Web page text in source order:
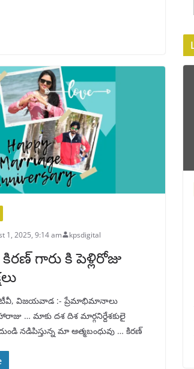
1, 2025, 9:14 am kpsdigital
గారు కి పెళ్లిరోజు
టీవీ, విజయవాడ :- ప్రేమాభిమానాలు
… మాకు దశ దిశ మార్గనిర్దేశకులై
నడిపిస్తున్న మా ఆత్మబంధువు … కిరణ్